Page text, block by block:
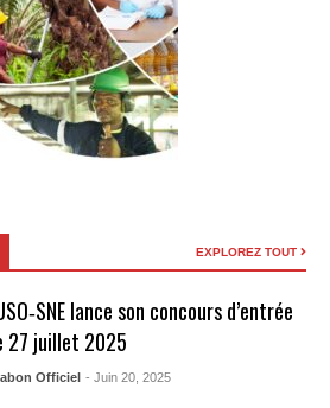
EXPLOREZ TOUT
lance son concours d’entrée
27 juillet 2025
Officiel - Juin 20, 2025